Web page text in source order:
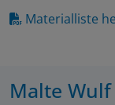
Materialliste
Malte Wulf